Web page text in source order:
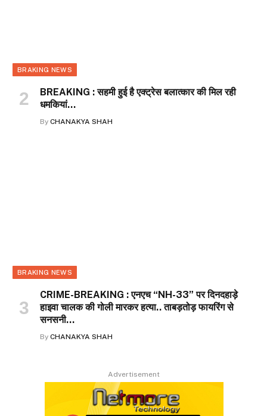
BRAKING NEWS
BREAKING : सहमी हुई है एक्ट्रेस बलात्कार की मिल रही
धमकियां…
By CHANAKYA SHAH
BRAKING NEWS
CRIME-BREAKING : एनएच “NH-33” पर दिनदहाड़े
हाइवा चालक की गोली मारकर हत्या.. ताबड़तोड़ फायरिंग से
सनसनी…
By CHANAKYA SHAH
Advertisement